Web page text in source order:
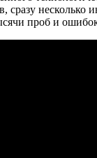
сразу несколько
проб и